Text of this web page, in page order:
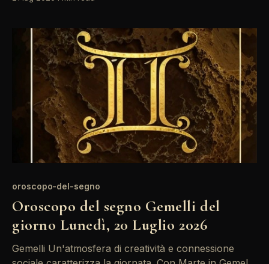
e la determinazione, ma attenzione a non lasciarsi
necessaria. Un'energia vibrante circola tra i Gemelli,
oroscopo-del-segno
Oroscopo del segno Gemelli del
giorno Lunedì, 20 Luglio 2026
Gemelli Un'atmosfera di creatività e connessione